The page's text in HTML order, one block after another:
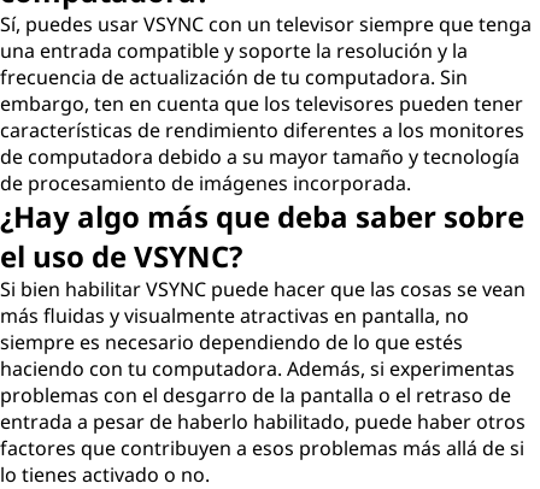
Sí, puedes usar VSYNC con un televisor siempre que tenga
una entrada compatible y soporte la resolución y la
frecuencia de actualización de tu computadora. Sin
embargo, ten en cuenta que los televisores pueden tener
características de rendimiento diferentes a los monitores
de computadora debido a su mayor tamaño y tecnología
de procesamiento de imágenes incorporada.
¿Hay algo más que deba saber sobre
el uso de VSYNC?
Si bien habilitar VSYNC puede hacer que las cosas se vean
más fluidas y visualmente atractivas en pantalla, no
siempre es necesario dependiendo de lo que estés
haciendo con tu computadora. Además, si experimentas
problemas con el desgarro de la pantalla o el retraso de
entrada a pesar de haberlo habilitado, puede haber otros
factores que contribuyen a esos problemas más allá de si
lo tienes activado o no.